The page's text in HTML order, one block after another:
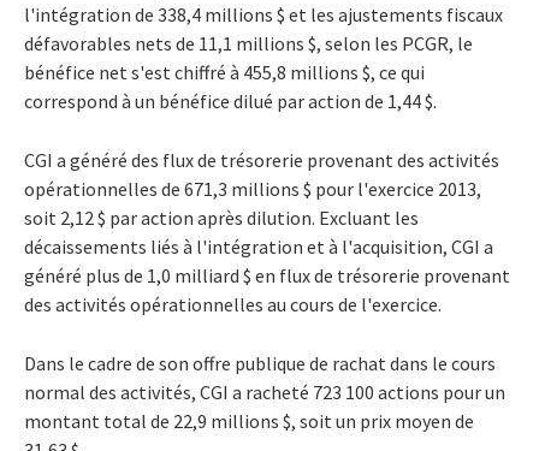
l'intégration de 338,4 millions $ et les ajustements fiscaux
défavorables nets de 11,1 millions $, selon les PCGR, le
bénéfice net s'est chiffré à 455,8 millions $, ce qui
correspond à un bénéfice dilué par action de 1,44 $.
CGI a généré des flux de trésorerie provenant des activités
opérationnelles de 671,3 millions $ pour l'exercice 2013,
soit 2,12 $ par action après dilution. Excluant les
décaissements liés à l'intégration et à l'acquisition, CGI a
généré plus de 1,0 milliard $ en flux de trésorerie provenant
des activités opérationnelles au cours de l'exercice.
Dans le cadre de son offre publique de rachat dans le cours
normal des activités, CGI a racheté 723 100 actions pour un
montant total de 22,9 millions $, soit un prix moyen de